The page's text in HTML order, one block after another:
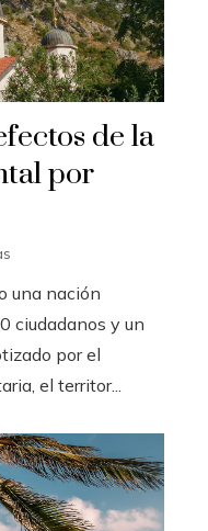
de la
por
una nación
ciudadanos y un
por el
el territor...